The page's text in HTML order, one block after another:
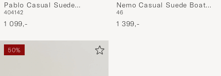
Pablo Casual Suede
Espadrilles Verde Bosque
404142
1 099,-
Nemo Casual Suede Boat
Shoe Topo
46
1 399,-
50%